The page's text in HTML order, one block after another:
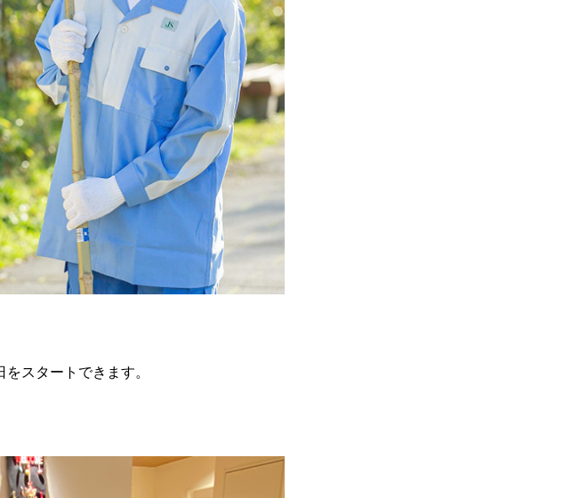
スタートできます。